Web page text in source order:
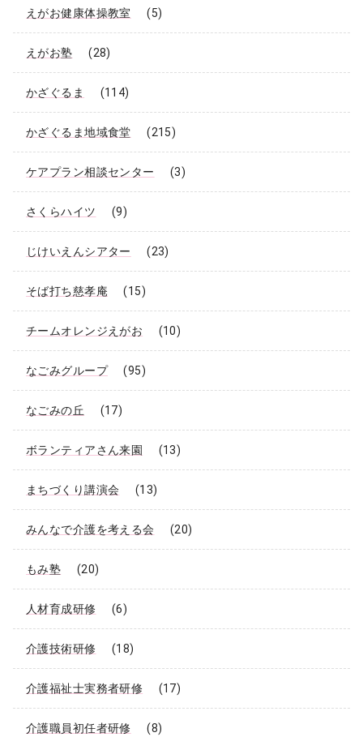
えがお健康体操教室 (5)
えがお塾 (28)
かざぐるま (114)
かざぐるま地域食堂 (215)
ケアプラン相談センター (3)
さくらハイツ (9)
じけいえんシアター (23)
そば打ち慈孝庵 (15)
チームオレンジえがお (10)
なごみグループ (95)
なごみの丘 (17)
ボランティアさん来園 (13)
まちづくり講演会 (13)
みんなで介護を考える会 (20)
もみ塾 (20)
人材育成研修 (6)
介護技術研修 (18)
介護福祉士実務者研修 (17)
介護職員初任者研修 (8)